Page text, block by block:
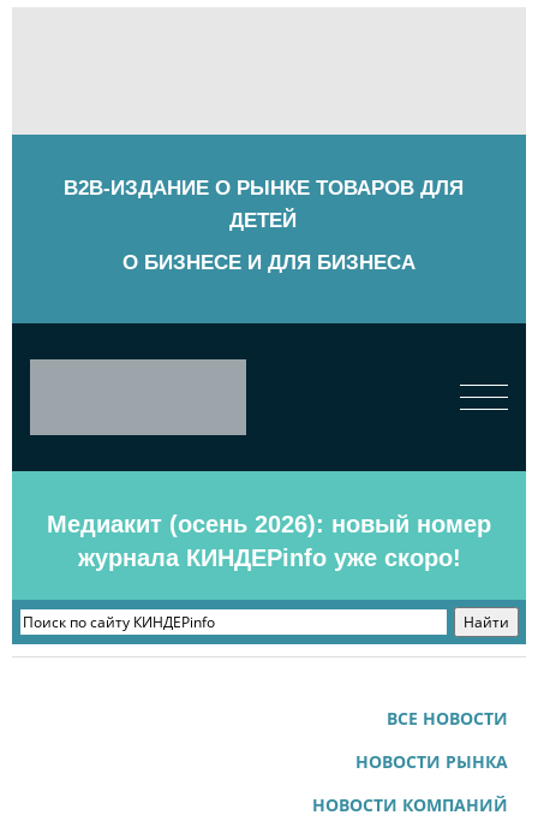
B2B-ИЗДАНИЕ О РЫНКЕ ТОВАРОВ ДЛЯ
ДЕТЕЙ
О БИЗНЕСЕ И ДЛЯ БИЗНЕСА
Медиакит (осень 2026): новый номер
журнала КИНДЕРinfo уже скоро!
ВСЕ НОВОСТИ
НОВОСТИ РЫНКА
НОВОСТИ КОМПАНИЙ